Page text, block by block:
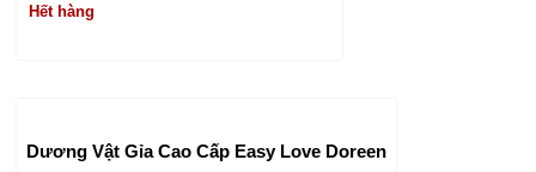
Hết hàng
Dương Vật Gỉa Cao Cấp Easy Love Doreen